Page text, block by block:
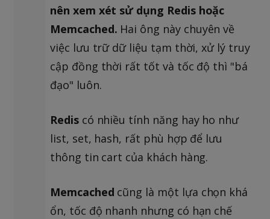
nên xem xét sử dụng Redis hoặc
Memcached. Hai ông này chuyên về
việc lưu trữ dữ liệu tạm thời, xử lý truy
cập đồng thời rất tốt và tốc độ thì "bá
đạo" luôn.
Rediscó nhiều tính năng hay ho như
list, set, hash, rất phù hợp để lưu
thông tin cart của khách hàng.
Memcached cũng là một lựa chọn khá
ổn, tốc độ nhanh nhưng có hạn chế